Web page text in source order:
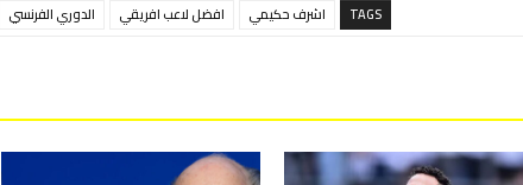
TAGS اشرف حكيمي افضل لاعب افريقي الدوري الفرنسي